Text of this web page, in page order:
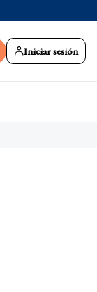
Iniciar sesión